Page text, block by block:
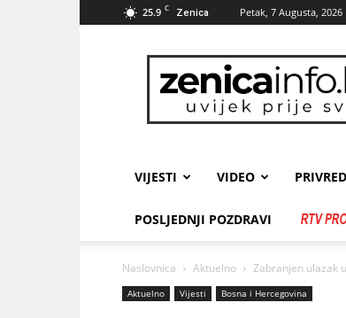
25.9 C Zenica Petak, 7 Augusta, 2026
VIJESTI VIDEO
POSLJEDNJI POZDRAVI
Naslovnica Aktuelno Zabranjen ulazak
Aktuelno Vijesti Bosna i Hercegovina